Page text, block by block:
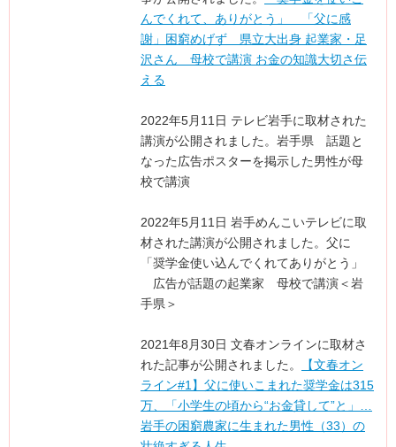
んでくれて、ありがとう」 「父に感
謝」困窮めげず 県立大出身 起業家・足
沢さん 母校で講演 お金の知識大切さ伝
える
2022年5月11日 テレビ岩手に取材された
講演が公開されました。岩手県 話題と
なった広告ポスターを掲示した男性が母
校で講演
2022年5月11日 岩手めんこいテレビに取
材された講演が公開されました。父に
「奨学金使い込んでくれてありがとう」
広告が話題の起業家 母校で講演＜岩
手県＞
2021年8月30日 文春オンラインに取材さ
れた記事が公開されました。
【文春オン
ライン#1】父に使いこまれた奨学金は315
万、「小学生の頃から“お金貸して”と」…
岩手の困窮農家に生まれた男性（33）の